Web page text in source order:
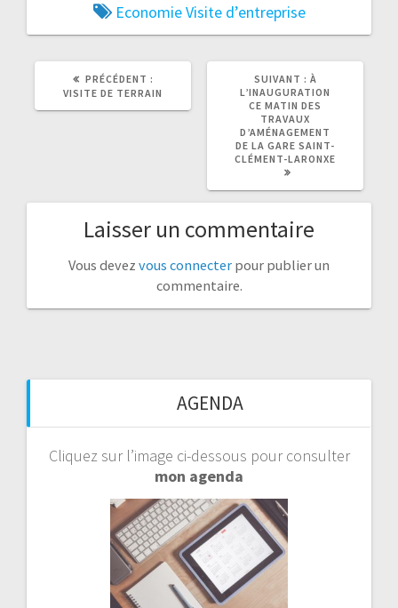
EconomieVisite d’entreprise
PRÉCÉDENT :
ARTICLE
PRÉCÉDENT
VISITE DE TERRAIN
SUIVANT :
ARTICLE
À
L’INAUGURATION
CE MATIN DES
TRAVAUX
D’AMÉNAGEMENT
DE LA GARE SAINT-
CLÉMENT-LARONXE
Laisser un commentaire
Vous devez vous connecter pour publier un
commentaire.
AGENDA
Cliquez sur l’image ci-dessous pour consulter
mon agenda